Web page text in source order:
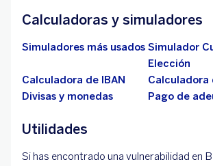
Calculadoras y simuladores
Simuladores más usados Simulador
Elección
Calculadora de IBAN
Calculadora
Divisas y monedas
Pago de
Utilidades
Si has encontrado una vulnerabilidad en